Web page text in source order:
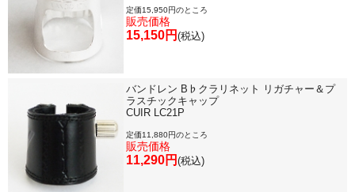
定価15,950円のところ
販売価格
15,150円 (税込)
バンドレン B♭クラリネット リガチャー＆プ
ラスチックキャップ
CUIR LC21P
定価11,880円のところ
販売価格
11,290円 (税込)